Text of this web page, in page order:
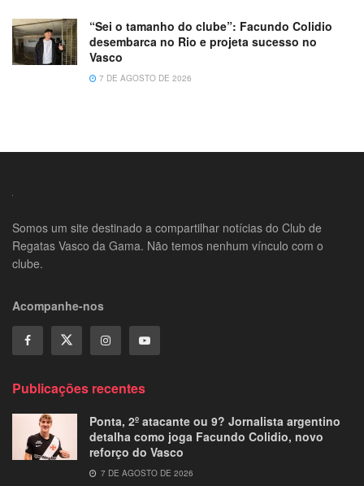
“Sei o tamanho do clube”: Facundo Colidio
desembarca no Rio e projeta sucesso no
Vasco
7 DE AGOSTO DE 2026
Somos um site destinado a compartilhar notícias do Club de
Regatas Vasco da Gama. Não temos nenhum vínculo com o
clube.
Acompanhe-nos
Publicações recentes
Ponta, 2º atacante ou 9? Jornalista argentino
detalha como joga Facundo Colidio, novo
reforço do Vasco
7 DE AGOSTO DE 2026